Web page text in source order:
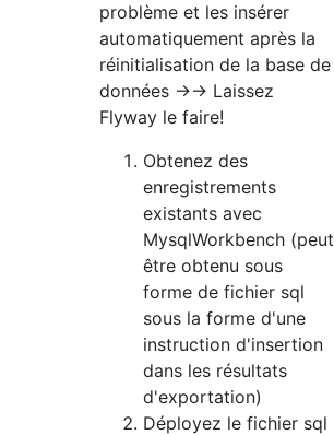
problème et les insérer
automatiquement après la
réinitialisation de la base de
données →→ Laissez
Flyway le faire!
Obtenez des
enregistrements
existants avec
MysqlWorkbench (peut
être obtenu sous
forme de fichier sql
sous la forme d'une
instruction d'insertion
dans les résultats
d'exportation)
Déployez le fichier sql